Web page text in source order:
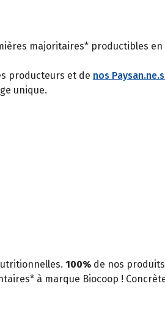
majoritaires* productibles
producteurs et de nos
unique.
100% de nos
à marque Biocoop !